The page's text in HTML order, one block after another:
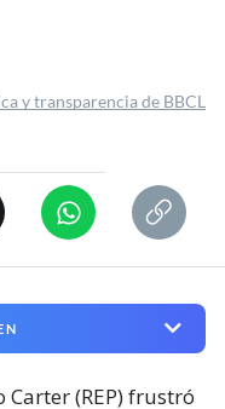
y transparencia de BBCL
(REP) frustró